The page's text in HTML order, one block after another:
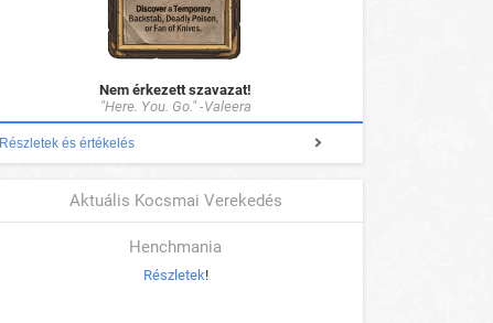
Nem érkezett szavazat!
"Here. You. Go." -Valeera
Részletek és értékelés
Aktuális Kocsmai Verekedés
Henchmania
Részletek!